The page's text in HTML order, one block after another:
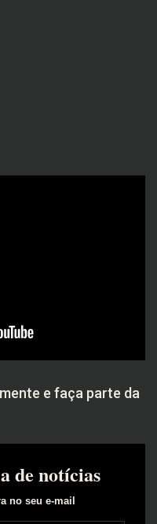
e faça parte da
de notícias
no seu e-mail